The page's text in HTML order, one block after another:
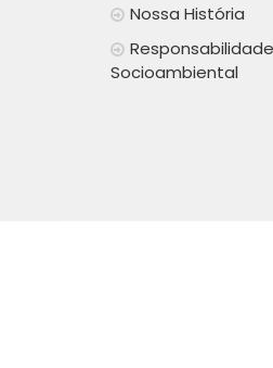
Nossa História
Responsabilidade
Socioambiental